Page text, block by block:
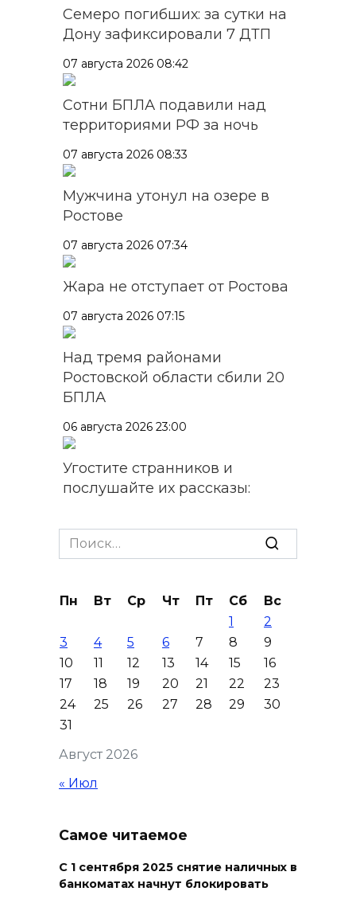
Семеро погибших: за сутки на
Дону зафиксировали 7 ДТП
07 августа 2026 08:42
Сотни БПЛА подавили над
территориями РФ за ночь
07 августа 2026 08:33
Мужчина утонул на озере в
Ростове
07 августа 2026 07:34
Жара не отступает от Ростова
07 августа 2026 07:15
Над тремя районами
Ростовской области сбили 20
БПЛА
06 августа 2026 23:00
Угостите странников и
послушайте их рассказы:
06 августа 2026 22:32
подвальные котельные и
06 августа 2026 21:18
Вся акватория в цветах:
вблизи донской набережной
распустились кувшинки
06 августа 2026 20:56
06 августа 2026 20:11
В Ворошиловском районе
Ростова произошло
Search
for:
Август 2026
Пн Вт Ср Чт Пт Сб
Вс
1
2
3
4 5 6 7 8
9
10
11 12 13 14 15
16
17
18 19 20 21 22
23
24
25 26 27 28 29
30
31
« Июл
Самое читаемое
С 1 сентября 2025 снятие наличных в
банкоматах начнут блокировать